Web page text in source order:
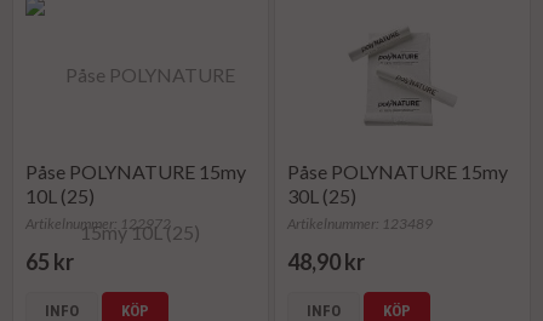
Påse POLYNATURE 15my
10L (25)
Artikelnummer: 122972
65 kr
INFO KÖP
Påse POLYNATURE 15my
30L (25)
Artikelnummer: 123489
48,90 kr
INFO KÖP